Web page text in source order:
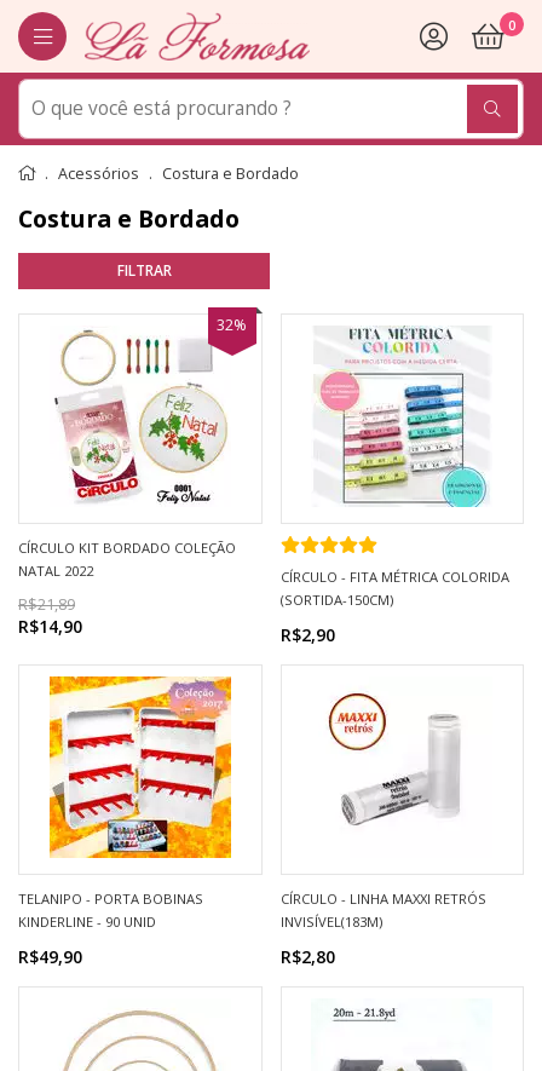
0
Acessórios Costura e Bordado
Costura e Bordado
CÍRCULO KIT BORDADO COLEÇÃO
NATAL 2022
R$21,89
R$14,90
32%
CÍRCULO - FITA MÉTRICA COLORIDA
(SORTIDA-150CM)
R$2,90
TELANIPO - PORTA BOBINAS
KINDERLINE - 90 UNID
R$49,90
CÍRCULO - LINHA MAXXI RETRÓS
INVISÍVEL(183M)
R$2,80